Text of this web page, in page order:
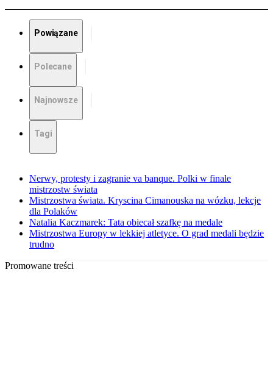
Powiązane
Polecane
Najnowsze
Tagi
Nerwy, protesty i zagranie va banque. Polki w finale
mistrzostw świata
Mistrzostwa świata. Kryscina Cimanouska na wózku, lekcje
dla Polaków
Natalia Kaczmarek: Tata obiecał szafkę na medale
Mistrzostwa Europy w lekkiej atletyce. O grad medali będzie
trudno
Promowane treści